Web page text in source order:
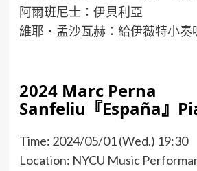
阿爾班尼士：伊貝利亞
維耶‧孟沙瓦赫：給伊薇特小奏
2024 Marc Perna
Sanfeliu『España』
Time: 2024/05/01 (Wed.) 19:30
Location: NYCU Music